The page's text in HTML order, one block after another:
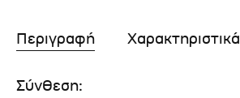
Περιγραφή Χαρακτηριστικά
Σύνθεση: